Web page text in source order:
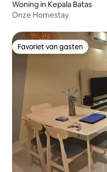
Woning in Kepala Batas
Onze Homestay
Favoriet van gasten
Favoriet van gasten